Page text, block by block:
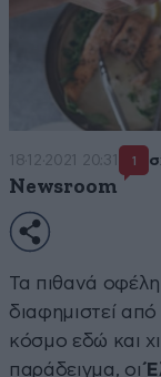
18·12·2021 20:31 1
Newsroom
Τα πιθανά
διαφημιστεί
κόσμο εδώ και
παράδειγμα, οι